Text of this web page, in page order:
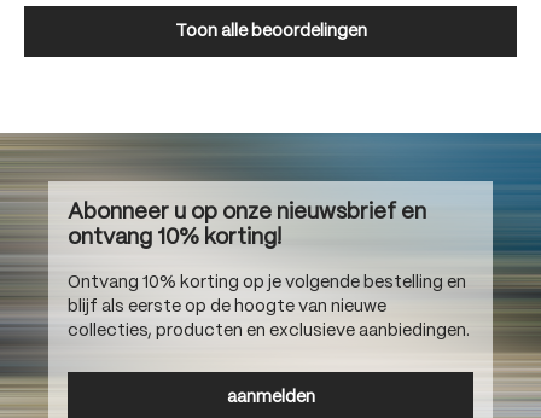
Toon alle beoordelingen
Abonneer u op onze nieuwsbrief en
ontvang 10% korting!
Ontvang 10% korting op je volgende bestelling en
blijf als eerste op de hoogte van nieuwe
collecties, producten en exclusieve aanbiedingen.
aanmelden